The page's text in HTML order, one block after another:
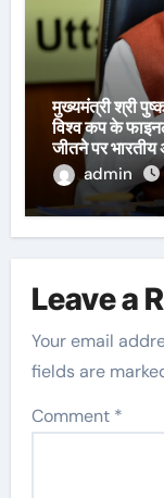
मुख्यमंत्री श्री
विश्व कप के
जीतने पर भारतीय
शुभकामनाएँ दी हैं।
admin
Leave a
Your email
fields are
Comment *